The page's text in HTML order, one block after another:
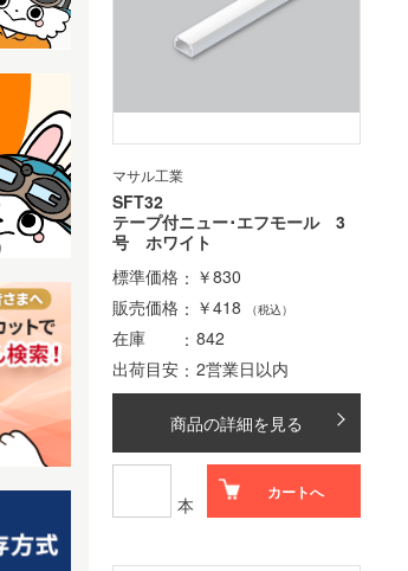
マサル工業
SFT32
テープ付ニュー･エフモール 3
号 ホワイト
標準価格
￥830
販売価格
￥418 （税込）
在庫
842
出荷目安
2営業日以内
商品の詳細を見る
本
カートへ